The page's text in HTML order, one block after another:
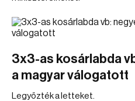
3x3-as kosárlabda
a magyar válogatott
Legyőzték a letteket.